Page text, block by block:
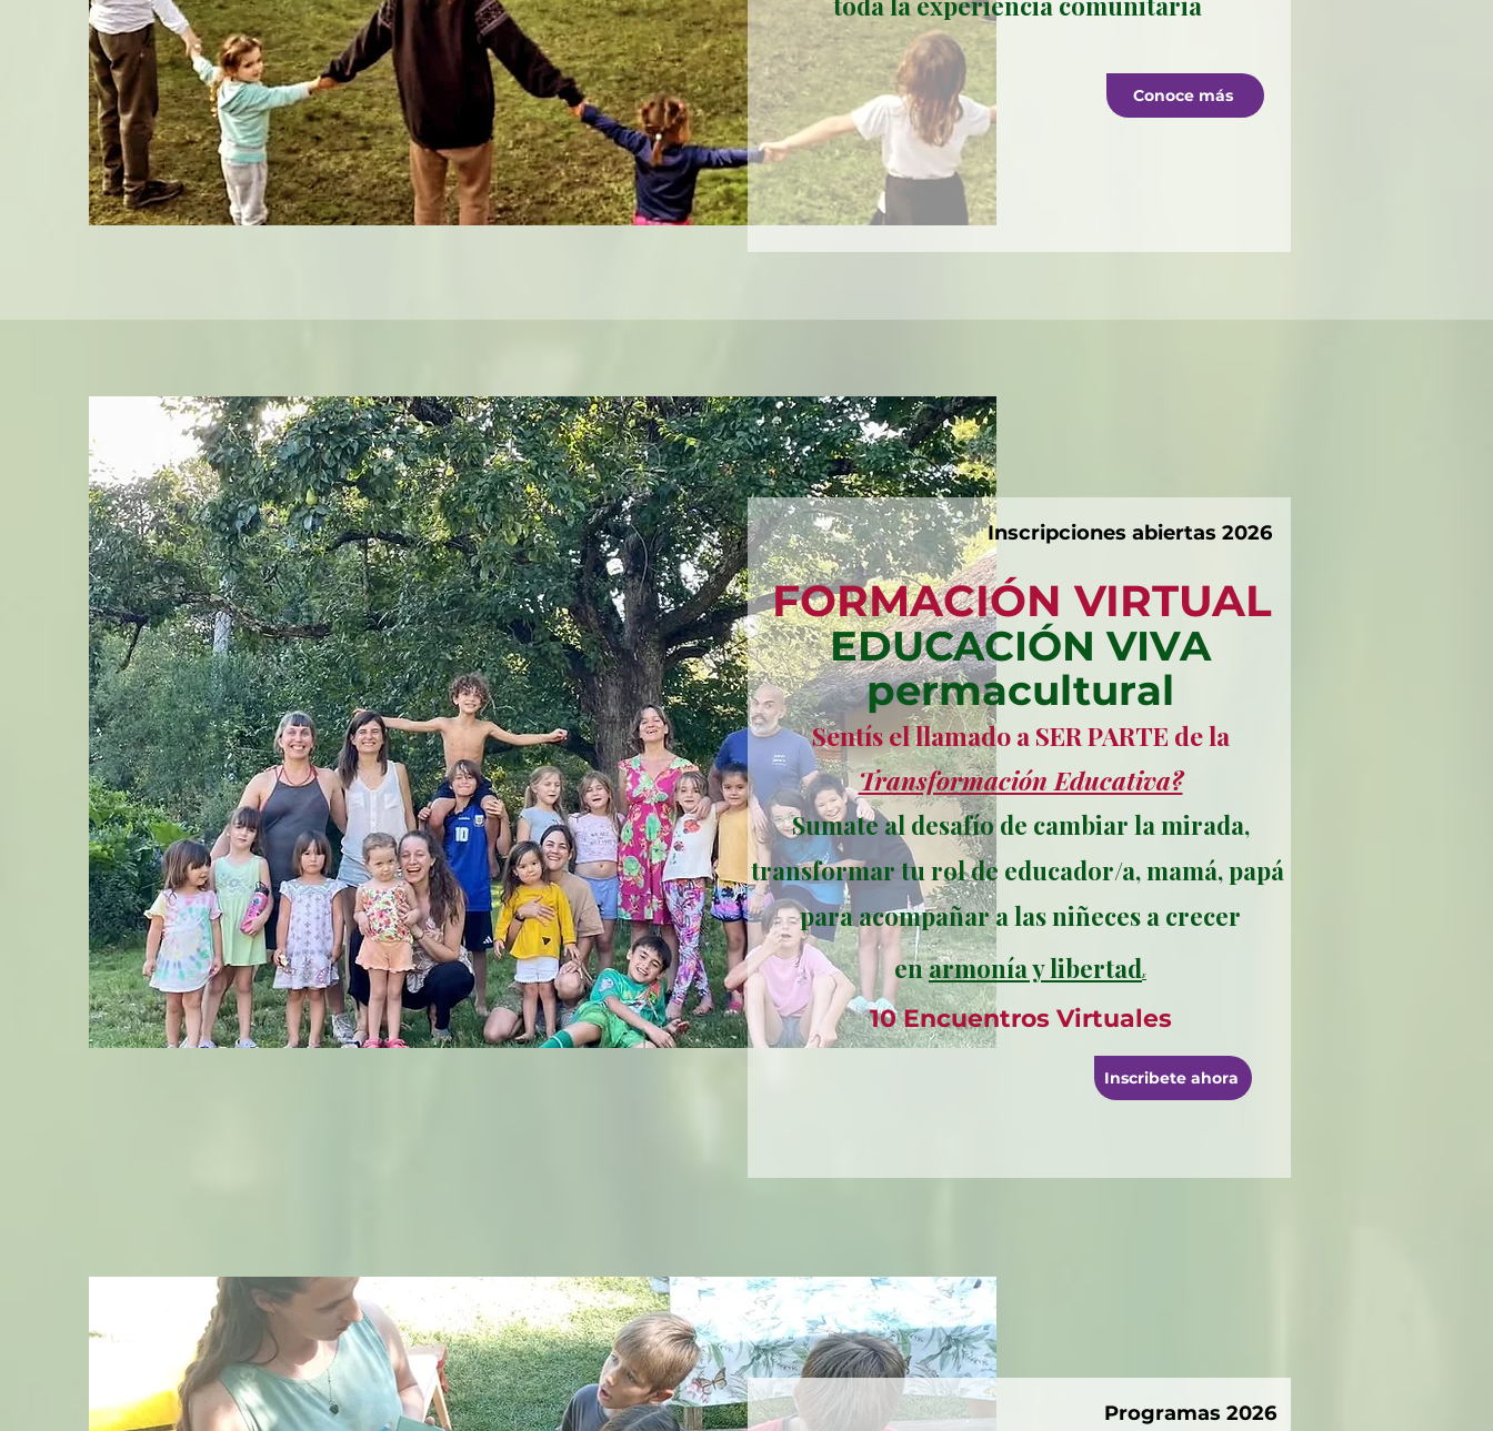
Conoce más
Inscripciones abiertas 2026
FORMACIÓN VIRTUAL
EDUCACIÓN VIVA
permacultural
Sentís el llamado a SER PARTE de la
Transformación Educativa?
Sumate al desafío de cambiar la mirada,
transformar tu rol de educador/a, mamá, papá
para acompañar a las niñeces a crecer
enarmonía y libertadF
10 Encuentros Virtuales
Inscribete ahora
Programas 2026